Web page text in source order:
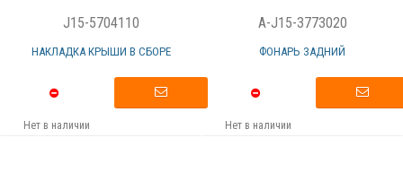
J15-5704110
НАКЛАДКА КРЫШИ В СБОРЕ
Нет в наличии
A-J15-3773020
ФОНАРЬ ЗАДНИЙ
Нет в наличии